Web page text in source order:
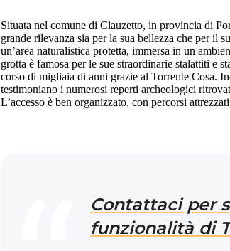
Situata nel comune di Clauzetto, in provincia di
grande rilevanza sia per la sua bellezza che per il
un’area naturalistica protetta, immersa in un
grotta è famosa per le sue straordinarie stalattiti e
corso di migliaia di anni grazie al Torrente Cosa.
testimoniano i numerosi reperti archeologici
L’accesso è ben organizzato, con percorsi
Contattaci per
funzionalità di